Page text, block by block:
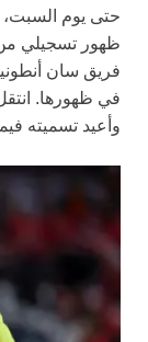
حتى يوم السبت،
وأعيد تسميته